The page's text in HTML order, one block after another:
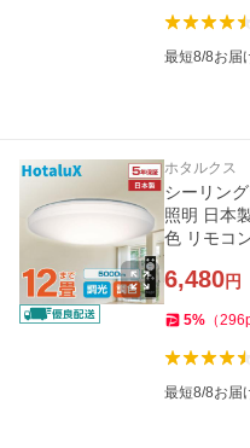
最短8/8お届
ホタルクス
シーリン
照明 日本
色 リモコ
6,480円
5% （296
最短8/8お届